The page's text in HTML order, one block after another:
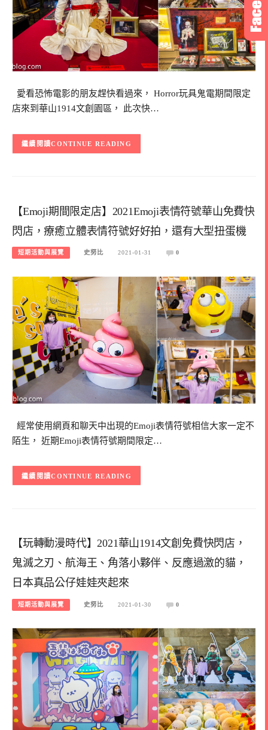
愛看恐怖電影的朋友趕快看過來， Horror玩具鬼電期間限定
店來到華山1914文創園區， 此次快…
CONTINUE READING
【Emoji期間限定店】2021Emoji表情符號華山免費快
閃店，療癒立體表情符號好好拍，還有大型扭蛋機
短期活動與展覽 史努比 2021-01-31 0
經常使用網頁和聊天中出現的Emoji表情符號相信大家一定不
陌生， 近期Emoji表情符號期間限定…
CONTINUE READING
【玩轉動漫時代】2021華山1914文創免費快閃店，
鬼滅之刃、航海王、角落小夥伴、反應過激的貓，
日本真品公仔娃娃夾起來
短期活動與展覽 史努比 2021-01-30 0